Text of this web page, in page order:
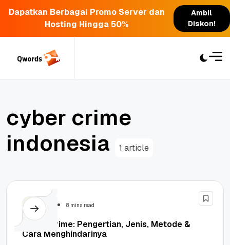
Dapatkan Berbagai Promo Server dan
Hosting Hingga 50%
Ambil
Diskon!
cyber crime
indonesia 1 article
Security 8 mins read
Cyber Crime: Pengertian, Jenis, Metode &
Cara Menghindarinya